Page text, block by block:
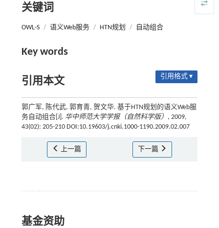
关键词
OWL-S / 语义Web服务 / HTN规划 / 自动组合
Key words
引用本文 引用格式 ▾
郭广军, 陈代武, 郭育青, 贺文华. 基于HTN规划的语义Web服
务自动组合[J]. 华中师范大学学报（自然科学版） , 2009,
43(02): 205-210 DOI:10.19603/j.cnki.1000-1190.2009.02.007
上一篇 下一篇
基金资助